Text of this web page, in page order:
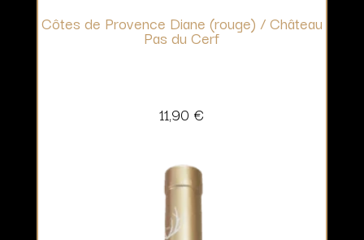
Côtes de Provence Diane (rouge) / Château
Pas du Cerf
11,90 €